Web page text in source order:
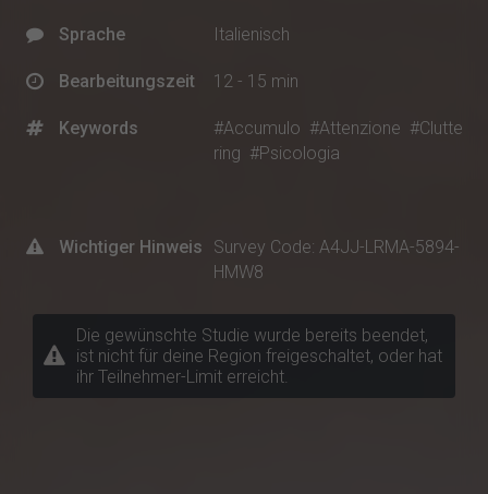
Sprache Italienisch
Bearbeitungszeit 12 - 15 min
Keywords #Accumulo #Attenzione #Clutte
ring #Psicologia
Wichtiger Hinweis
Survey Code: A4JJ-LRMA-5894-
HMW8
Die gewünschte Studie wurde bereits beendet,
ist nicht für deine Region freigeschaltet, oder hat
ihr Teilnehmer-Limit erreicht.